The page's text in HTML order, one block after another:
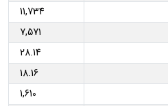
11,734
7,571
28.14
18.16
1,610